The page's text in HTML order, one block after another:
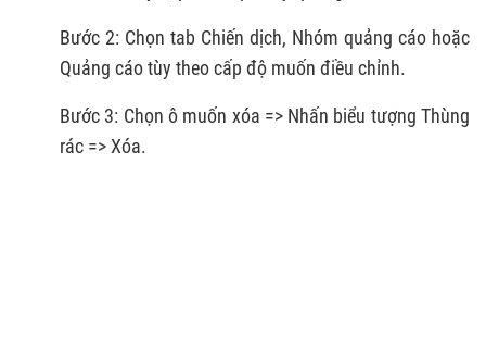
Bước 2: Chọn tab Chiến dịch, Nhóm quảng cáo hoặc
Quảng cáo tùy theo cấp độ muốn điều chỉnh.
Bước 3: Chọn ô muốn xóa => Nhấn biểu tượng Thùng
rác => Xóa.